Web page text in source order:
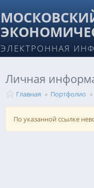
ЭЛЕКТРОННАЯ
Личная
Главная Портфолио
По указанной ссылке